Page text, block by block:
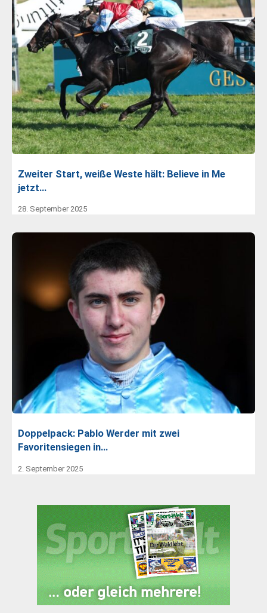
Zweiter Start, weiße Weste hält: Believe in Me
jetzt…
28. September 2025
Doppelpack: Pablo Werder mit zwei
Favoritensiegen in…
2. September 2025